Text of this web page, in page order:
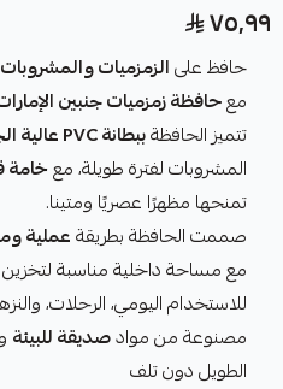
٧٥٫٩٩
حافظ علىالزمزميات
معحافظة زمزميات جنبين
تتميز الحافظةببطانة PVC عالية الجودة
المشروبات لفترة طويلة، معخامة
تمنحها مظهرًا عصريًا ومتينا.
صممت الحافظة بطريقةعملية
مع مساحة داخلية مناسبة لتخزين
للاستخدام اليومي، الرحلات،
مصنوعة من موادصديقة للبيئة
الطويل دون تلف